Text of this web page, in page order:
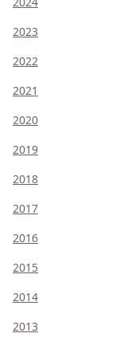
2023
2022
2021
2020
2019
2018
2017
2016
2015
2014
2013